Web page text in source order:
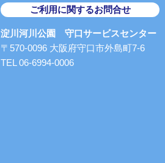
ご利用に関するお問合せ
淀川河川公園 守口サービスセンター
〒570-0096 大阪府守口市外島町7-6
TEL 06-6994-0006